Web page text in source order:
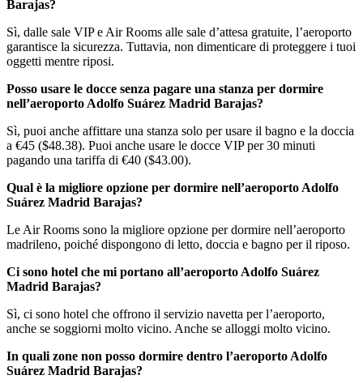
Barajas?
Sì, dalle sale VIP e Air Rooms alle sale d’attesa gratuite, l’aeroporto
garantisce la sicurezza. Tuttavia, non dimenticare di proteggere i tuoi
oggetti mentre riposi.
Posso usare le docce senza pagare una stanza per dormire
nell’aeroporto Adolfo Suárez Madrid Barajas?
Sì, puoi anche affittare una stanza solo per usare il bagno e la doccia
a €45 ($48.38). Puoi anche usare le docce VIP per 30 minuti
pagando una tariffa di €40 ($43.00).
Qual è la migliore opzione per dormire nell’aeroporto Adolfo
Suárez Madrid Barajas?
Le Air Rooms sono la migliore opzione per dormire nell’aeroporto
madrileno, poiché dispongono di letto, doccia e bagno per il riposo.
Ci sono hotel che mi portano all’aeroporto Adolfo Suárez
Madrid Barajas?
Sì, ci sono hotel che offrono il servizio navetta per l’aeroporto,
anche se soggiorni molto vicino. Anche se alloggi molto vicino.
In quali zone non posso dormire dentro l’aeroporto Adolfo
Suárez Madrid Barajas?